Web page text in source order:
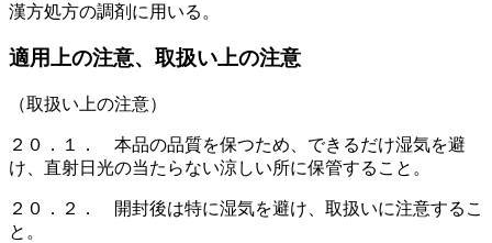
漢方処方の調剤に用いる。
適用上の注意、取扱い上の注意
（取扱い上の注意）
２０．１． 本品の品質を保つため、できるだけ湿気を避
け、直射日光の当たらない涼しい所に保管すること。
２０．２． 開封後は特に湿気を避け、取扱いに注意するこ
と。